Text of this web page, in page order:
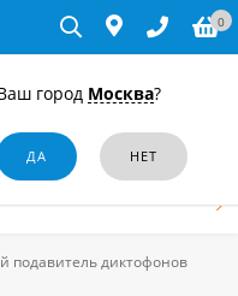
город Москва?
0
подавитель диктофонов